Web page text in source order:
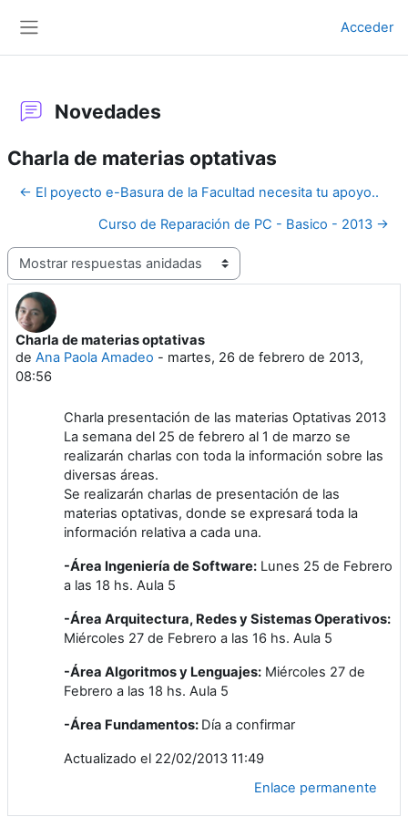
Acceder
Novedades
Charla de materias optativas
← El poyecto e-Basura de la Facultad necesita tu apoyo..
Curso de Reparación de PC - Basico - 2013 →
Mostrar modo
Charla de materias optativas
de Ana Paola Amadeo - martes, 26 de febrero de 2013,
08:56
Número de respuestas: 0
Charla presentación de las materias Optativas 2013
La semana del 25 de febrero al 1 de marzo se
realizarán charlas con toda la información sobre las
diversas áreas.
Se realizarán charlas de presentación de las
materias optativas, donde se expresará toda la
información relativa a cada una.
-Área Ingeniería de Software: Lunes 25 de Febrero
a las 18 hs. Aula 5
-Área Arquitectura, Redes y Sistemas Operativos:
Miércoles 27 de Febrero a las 16 hs. Aula 5
-Área Algoritmos y Lenguajes: Miércoles 27 de
Febrero a las 18 hs. Aula 5
-Área Fundamentos: Día a confirmar
Actualizado el 22/02/2013 11:49
Enlace permanente